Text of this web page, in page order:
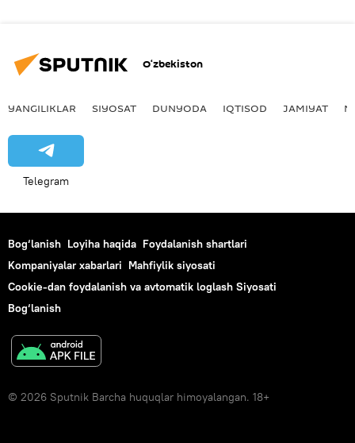
O‘zbekiston
YANGILIKLAR SIYOSAT DUNYODA IQTISOD JAMIYAT
Telegram
Bog‘lanish Loyiha haqida Foydalanish shartlari
Kompaniyalar xabarlari Mahfiylik siyosati
Cookie-dan foydalanish va avtomatik loglash Siyosati
Bog‘lanish
© 2026 Sputnik Barcha huquqlar himoyalangan. 18+